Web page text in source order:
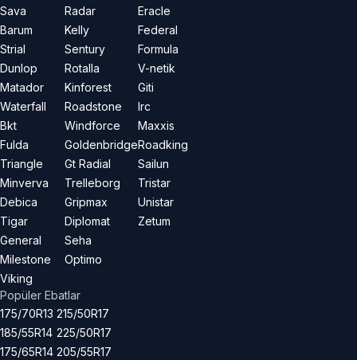
Sava
Barum
Strial
Dunlop
Matador
Waterfall
Bkt
Fulda
Triangle
Minverva
Debica
Tigar
General
Milestone
Viking
Radar
Kelly
Sentury
Rotalla
Kinforest
Roadstone
Windforce
Goldenbridge
Gt Radial
Trelleborg
Gripmax
Diplomat
Seha
Optimo
Eracle
Federal
Formula
V-netik
Giti
Irc
Maxxis
Roadking
Sailun
Tristar
Unistar
Zetum
Popüler Ebatlar
175/70R13
185/55R14
175/65R14
215/50R17
225/50R17
205/55R17